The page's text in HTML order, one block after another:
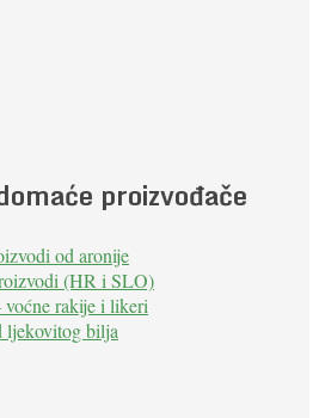
proizvođače
od aronije
(HR i SLO)
rakije i likeri
ljekovitog bilja